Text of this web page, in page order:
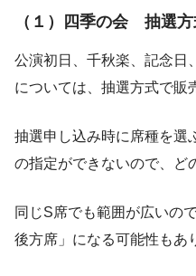
（１）四季の会 抽選
公演初日、千秋楽、記念日
については、抽選方式で販
抽選申し込み時に席種を選
の指定ができないので、ど
同じS席でも範囲が広いの
後方席」になる可能性もあ